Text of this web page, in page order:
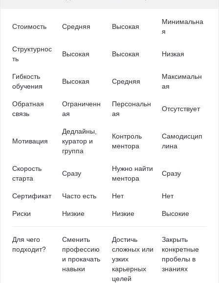
Стоимость Средняя Высокая
Минимальна
я
Структурнос
ть
Высокая Высокая Низкая
Гибкость
обучения
Высокая Средняя
Максимальн
ая
Обратная
связь
Ограниченн
ая
Персональн
ая
Отсутствует
Мотивация
Дедлайны,
куратор и
группа
Контроль
ментора
Самодисцип
лина
Скорость
старта
Сразу
Нужно найти
ментора
Сразу
Сертификат Часто есть Нет Нет
Риски Низкие Низкие Высокие
Для чего
подходит?
Сменить
профессию
и прокачать
навыки
Достичь
сложных или
узких
карьерных
целей
Закрыть
конкретные
пробелы в
знаниях